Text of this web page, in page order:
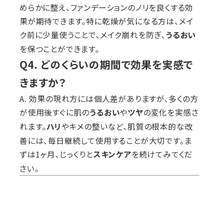
めらかに整え、ファンデーションのノリを良くする効
果が期待できます。特に乾燥が気になる方は、メイ
ク前に少量使うことで、メイク崩れを防ぎ、 うるおい
を保つことができます。
Q4. どのくらいの期間で効果を実感で
きますか？
A. 効果の現れ方には個人差がありますが、多くの方
が使用後すぐに肌のうるおいやツヤの変化を実感さ
れます。 ハリやキメの整いなど、肌質の根本的な改
善には、毎日継続して使用することが大切です。ま
ずは1ヶ月、じっくりとスキンケアを続けてみてくだ
さい。